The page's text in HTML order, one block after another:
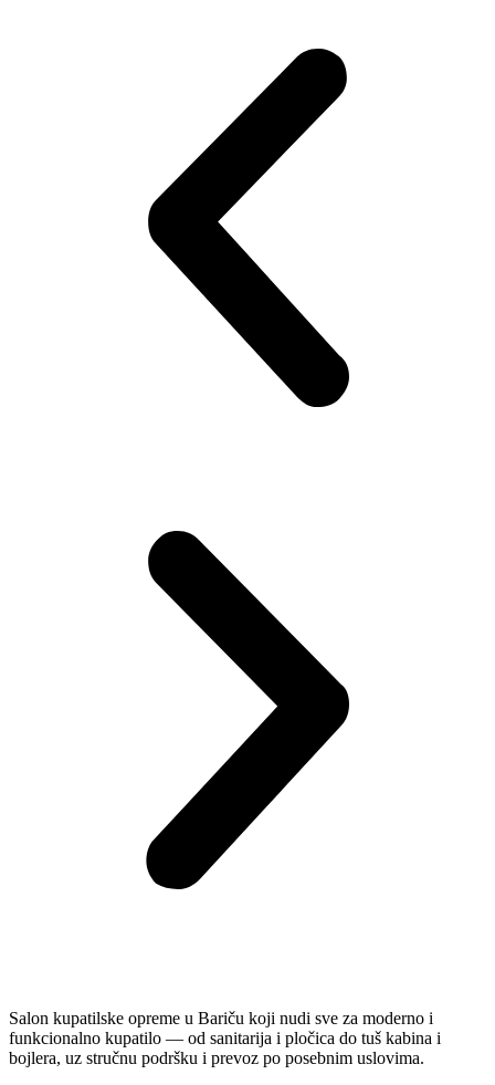
Salon kupatilske opreme u Bariču koji nudi sve za moderno i
funkcionalno kupatilo — od sanitarija i pločica do tuš kabina i
bojlera, uz stručnu podršku i prevoz po posebnim uslovima.